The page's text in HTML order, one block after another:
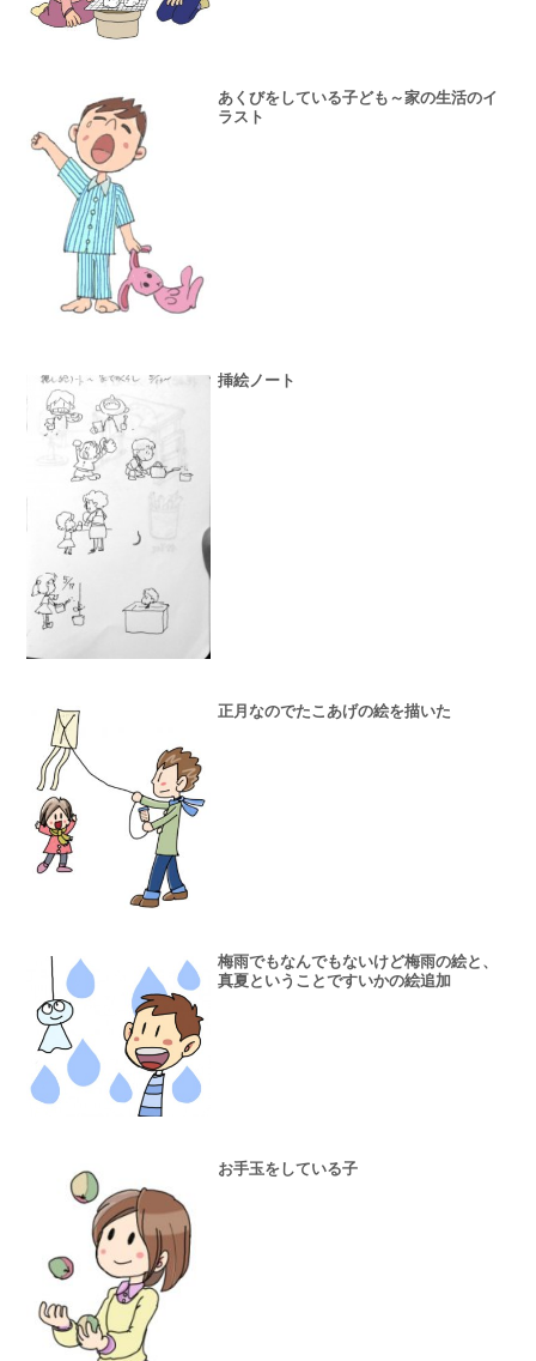
あくびをしている子ども～家の生活のイ
ラスト
挿絵ノート
正月なのでたこあげの絵を描いた
梅雨でもなんでもないけど梅雨の絵と、
真夏ということですいかの絵追加
お手玉をしている子